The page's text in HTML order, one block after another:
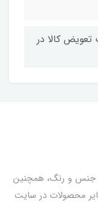
ماه ضمانت تعویض کالا در
جنس و رنگ، همچنین
محصولات در سایت